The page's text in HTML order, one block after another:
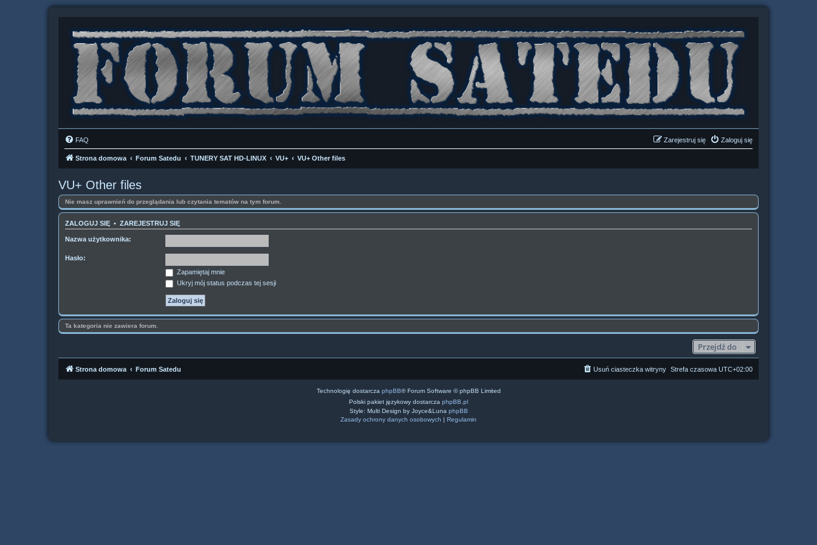
FAQ Zaloguj się
Zarejestruj się
Strona domowa Forum Satedu TUNERY SAT HD-LINUX VU+ VU+ Other files
VU+ Other files
Nie masz uprawnień do przeglądania lub czytania tematów na tym forum.
ZALOGUJ SIĘ • ZAREJESTRUJ SIĘ
Nazwa użytkownika:
Hasło:
Zapamiętaj mnie
Ukryj mój status podczas tej sesji
Ta kategoria nie zawiera forum.
Przejdź do
Strona domowa Forum Satedu Strefa czasowa UTC+02:00
Usuń ciasteczka witryny
Technologię dostarcza phpBB® Forum Software © phpBB Limited
Polski pakiet językowy dostarcza phpBB.pl
Style: Multi Design by Joyce&Luna phpBB
Zasady ochrony danych osobowych | Regulamin